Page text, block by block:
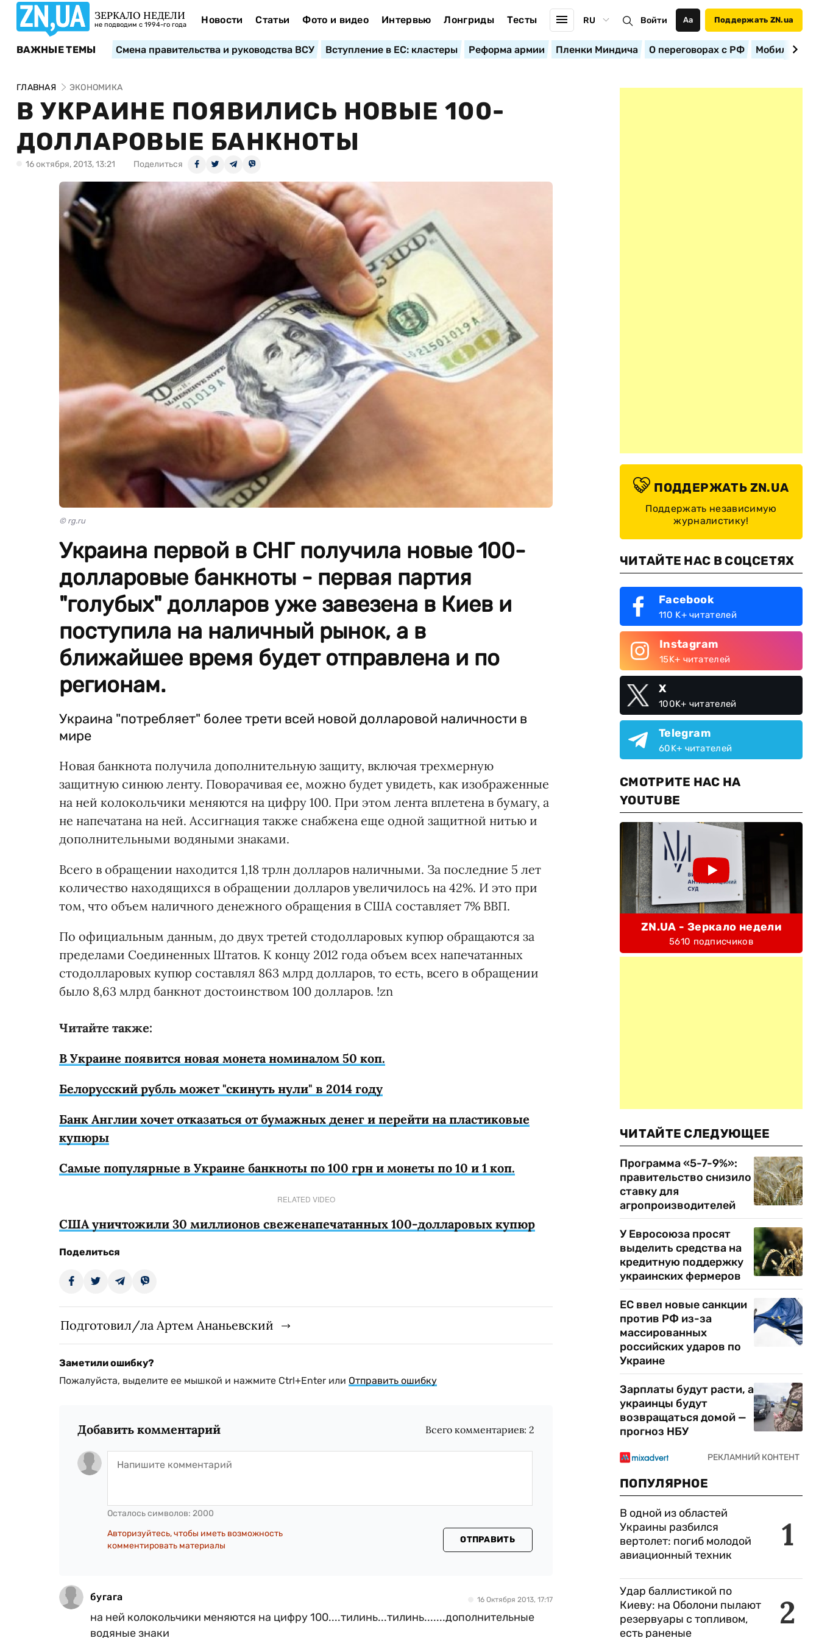
ЗЕРКАЛО НЕДЕЛИ
не подводим с 1994-го года Новости Статьи Фото и видео Интервью Лонгриды Тесты RU Войти Аа Поддержать ZN.ua
ВАЖНЫЕ ТЕМЫ Смена правительства и руководства ВСУ Вступление в ЕС: кластеры Реформа армии Пленки Миндича О переговорах с РФ
ГЛАВНАЯ ЭКОНОМИКА
В УКРАИНЕ ПОЯВИЛИСЬ НОВЫЕ 100-
ДОЛЛАРОВЫЕ БАНКНОТЫ
16 октября, 2013, 13:21 Поделиться
© rg.ru
Украина первой в СНГ получила новые 100-
долларовые банкноты - первая партия
"голубых" долларов уже завезена в Киев и
поступила на наличный рынок, а в
ближайшее время будет отправлена и по
регионам.
Украина "потребляет" более трети всей новой долларовой наличности в
мире
Новая банкнота получила дополнительную защиту, включая трехмерную
защитную синюю ленту. Поворачивая ее, можно будет увидеть, как изображенные
на ней колокольчики меняются на цифру 100. При этом лента вплетена в бумагу, а
не напечатана на ней. Ассигнация также снабжена еще одной защитной нитью и
дополнительными водяными знаками.
Всего в обращении находится 1,18 трлн долларов наличными. За последние 5 лет
количество находящихся в обращении долларов увеличилось на 42%. И это при
том, что объем наличного денежного обращения в США составляет 7% ВВП.
По официальным данным, до двух третей стодолларовых купюр обращаются за
пределами Соединенных Штатов. К концу 2012 года объем всех напечатанных
стодолларовых купюр составлял 863 млрд долларов, то есть, всего в обращении
было 8,63 млрд банкнот достоинством 100 долларов. !zn
Читайте также:
В Украине появится новая монета номиналом 50 коп.
Белорусский рубль может "скинуть нули" в 2014 году
Банк Англии хочет отказаться от бумажных денег и перейти на пластиковые
купюры
Самые популярные в Украине банкноты по 100 грн и монеты по 10 и 1 коп.
RELATED VIDEO
США уничтожили 30 миллионов свеженапечатанных 100-долларовых купюр
Поделиться
Подготовил/ла Артем Ананьевский
Заметили ошибку?
Пожалуйста, выделите ее мышкой и нажмите Ctrl+Enter или Отправить ошибку
Добавить комментарий Всего комментариев: 2
Осталось символов: 2000
Авторизуйтесь, чтобы иметь возможность
комментировать материалы
ОТПРАВИТЬ
бугага 16 Октября 2013, 17:17
на ней колокольчики меняются на цифру 100....тилинь...тилинь.......дополнительные
водяные знаки
ПОДДЕРЖАТЬ ZN.UA
Поддержать независимую
журналистику!
ЧИТАЙТЕ НАС В СОЦСЕТЯХ
Facebook
110 K+ читателей
Instagram
15K+ читателей
X
100K+ читателей
Telegram
60K+ читателей
СМОТРИТЕ НАС НА
YOUTUBE
ZN.UA - Зеркало недели
5610 подписчиков
ЧИТАЙТЕ СЛЕДУЮЩЕЕ
Программа «5-7-9%»:
правительство снизило
ставку для
агропроизводителей
У Евросоюза просят
выделить средства на
кредитную поддержку
украинских фермеров
ЕС ввел новые санкции
против РФ из-за
массированных
российских ударов по
Украине
Зарплаты будут расти, а
украинцы будут
возвращаться домой —
прогноз НБУ
ПОПУЛЯРНОЕ
1
В одной из областей
Украины разбился
вертолет: погиб молодой
авиационный техник
2
Удар баллистикой по
Киеву: на Оболони пылают
резервуары с топливом,
есть раненые